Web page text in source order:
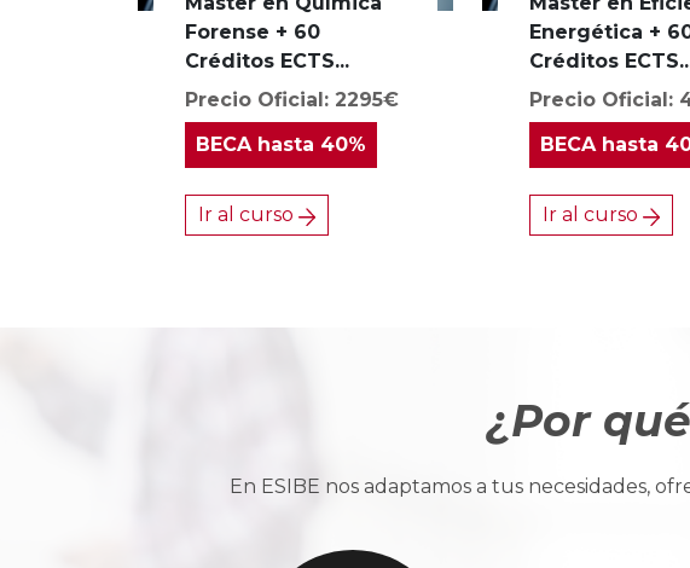
Forense + 60
Créditos ECTS...
Precio Oficial: 2295€
BECAhasta 40%
Ir al curso
Energética +
Créditos
Precio Oficial:
BECAhasta
Ir al curso
¿Por
En ESIBE nos adaptamos a tus necesidades,